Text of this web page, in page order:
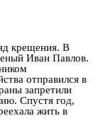
крещения. В
Иван Павлов.
отправился в
запретили
Спустя год,
жить в